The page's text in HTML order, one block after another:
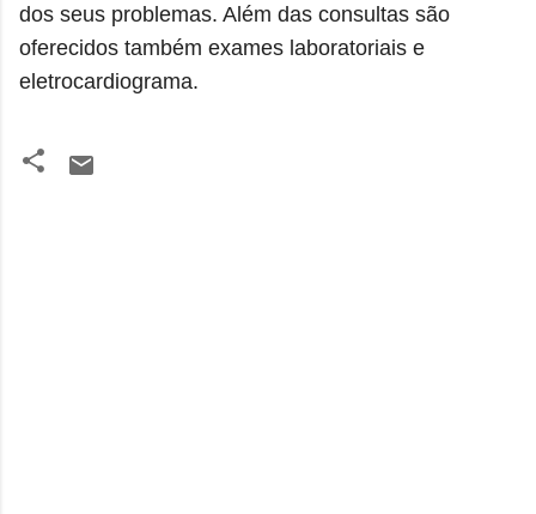
dos seus problemas. Além das consultas são
oferecidos também exames laboratoriais e
eletrocardiograma.